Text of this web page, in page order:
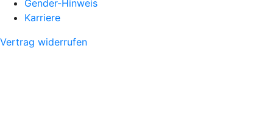
Gender-Hinweis
Karriere
Vertrag widerrufen